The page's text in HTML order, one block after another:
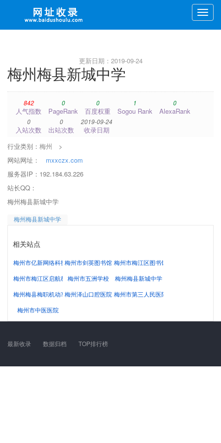
Toggle
更新日期：2019-09-24
梅州梅县新城中学
842
人气指数
0
PageRank
0
百度权重
1
Sogou Rank
0
AlexaRank
0
入站次数
0
出站次数
2019-09-24
收录日期
行业类别： 梅州
>
网站网址：
mxxczx.com
服务器IP：192.184.63.226
站长QQ：
梅州梅县新城中学
梅州梅县新城中学
相关站点
梅州市亿新网络科技有限公司
梅州市剑英图书馆 梅州市梅江区图书馆
梅州市梅江区启航教育培训中心
梅州市五洲学校
梅州梅县新城中学
梅州梅县梅职机动车驾驶员培训学校（普通合伙）
梅州泽山口腔医院 梅州市第三人民医院
梅州市中医医院
最新收录 数据归档 TOP排行榜